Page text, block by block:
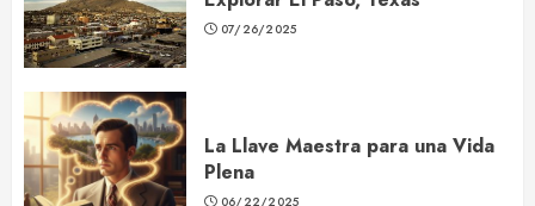
07/26/2025
La Llave Maestra para una Vida
Plena
06/22/2025